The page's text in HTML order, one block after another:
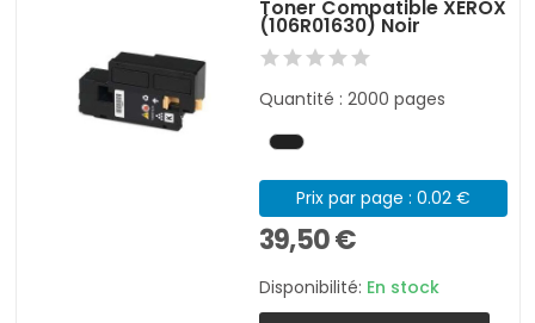
Toner Compatible XEROX
(106R01630) Noir
Quantité : 2000 pages
Prix par page : 0.02 €
39,50 €
Disponibilité: En stock